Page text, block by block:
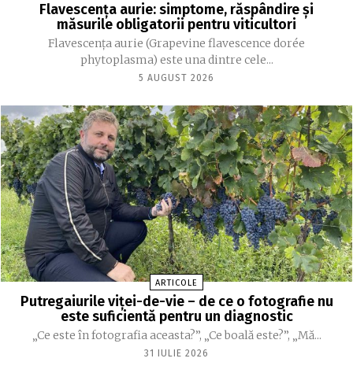
Flavescența aurie: simptome, răspândire și
măsurile obligatorii pentru viticultori
Flavescența aurie (Grapevine flavescence dorée
phytoplasma) este una dintre cele...
5 AUGUST 2026
ARTICOLE
Putregaiurile viței-de-vie – de ce o fotografie nu
este suficientă pentru un diagnostic
„Ce este în fotografia aceasta?”, „Ce boală este?”, „Mă...
31 IULIE 2026